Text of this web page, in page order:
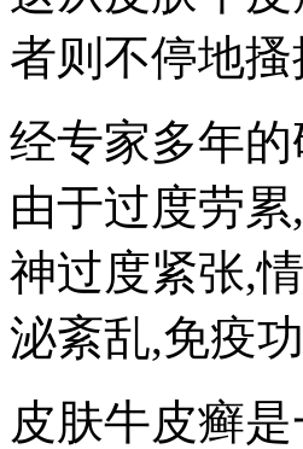
者则不停地
经专家多年
由于过度劳
神过度紧张,
泌紊乱,免疫
皮肤牛皮癣